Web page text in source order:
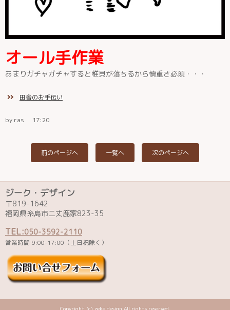
オール手作業
あまりガチャガチャすると稚貝が落ちるから慎重さ必須・・・
田舎のお手伝い
by ras 17:20
前のページへ 一覧へ 次のページへ
ジーク・デザイン
〒819-1642
福岡県糸島市二丈鹿家823-35
TEL:050-3592-2110
営業時間 9:00-17:00（土日祝除く）